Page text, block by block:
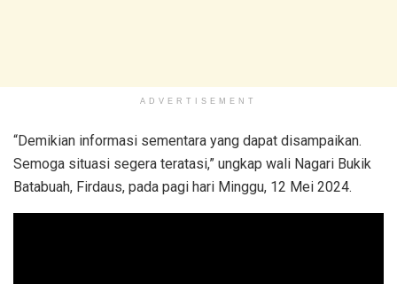
ADVERTISEMENT
“Demikian informasi sementara yang dapat disampaikan.
Semoga situasi segera teratasi,” ungkap wali Nagari Bukik
Batabuah, Firdaus, pada pagi hari Minggu, 12 Mei 2024.